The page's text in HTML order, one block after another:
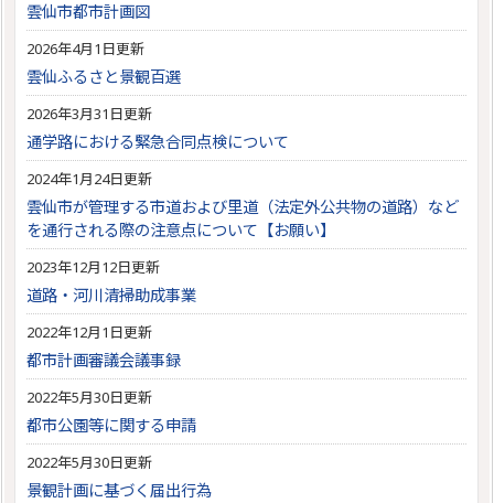
雲仙市都市計画図
2026年4月1日更新
雲仙ふるさと景観百選
2026年3月31日更新
通学路における緊急合同点検について
2024年1月24日更新
雲仙市が管理する市道および里道（法定外公共物の道路）など
を通行される際の注意点について【お願い】
2023年12月12日更新
道路・河川清掃助成事業
2022年12月1日更新
都市計画審議会議事録
2022年5月30日更新
都市公園等に関する申請
2022年5月30日更新
景観計画に基づく届出行為